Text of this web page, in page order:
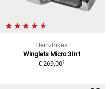
HeinzBikes
Winglets Micro 3In1
€ 269,001